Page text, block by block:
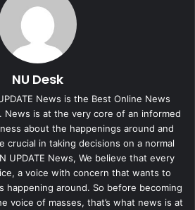
NU Desk
News is the Best Online News
News is at the very core of an informed
about the happenings around and
crucial in taking decisions on a normal
UPDATE News, We believe that every
a voice with concern that wants to
happening around. So before becoming
voice of masses, that’s what news is at